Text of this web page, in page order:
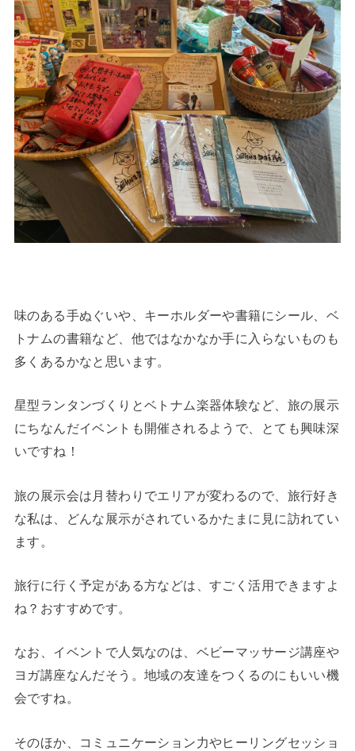
味のある手ぬぐいや、キーホルダーや書籍にシール、ベ
トナムの書籍など、他ではなかなか手に入らないものも
多くあるかなと思います。
星型ランタンづくりとベトナム楽器体験など、旅の展示
にちなんだイベントも開催されるようで、とても興味深
いですね！
旅の展示会は月替わりでエリアが変わるので、旅行好き
な私は、どんな展示がされているかたまに見に訪れてい
ます。
旅行に行く予定がある方などは、すごく活用できますよ
ね？おすすめです。
なお、イベントで人気なのは、ベビーマッサージ講座や
ヨガ講座なんだそう。地域の友達をつくるのにもいい機
会ですね。
そのほか、コミュニケーション力やヒーリングセッショ